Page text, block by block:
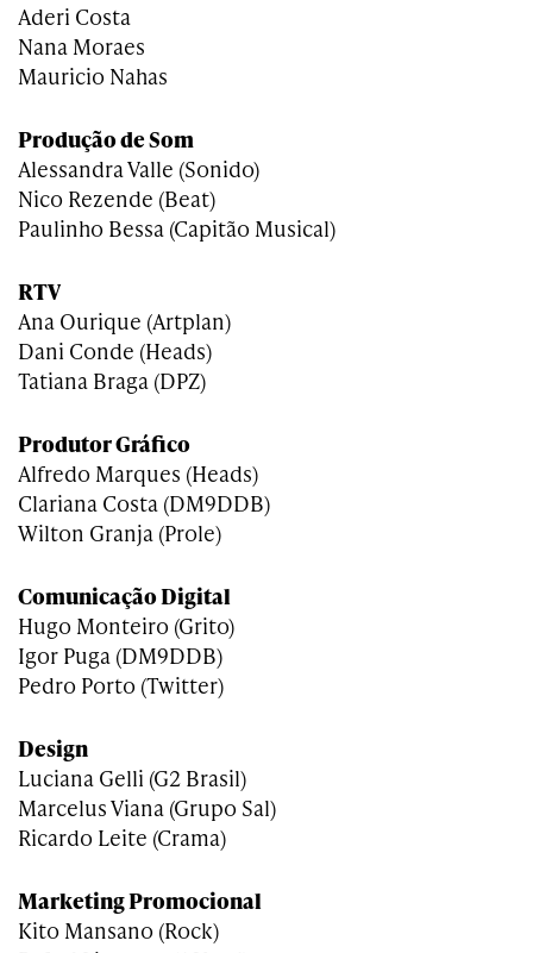
Aderi Costa
Nana Moraes
Mauricio Nahas
Produção de Som
Alessandra Valle (Sonido)
Nico Rezende (Beat)
Paulinho Bessa (Capitão Musical)
RTV
Ana Ourique (Artplan)
Dani Conde (Heads)
Tatiana Braga (DPZ)
Produtor Gráfico
Alfredo Marques (Heads)
Clariana Costa (DM9DDB)
Wilton Granja (Prole)
Comunicação Digital
Hugo Monteiro (Grito)
Igor Puga (DM9DDB)
Pedro Porto (Twitter)
Design
Luciana Gelli (G2 Brasil)
Marcelus Viana (Grupo Sal)
Ricardo Leite (Crama)
Marketing Promocional
Kito Mansano (Rock)